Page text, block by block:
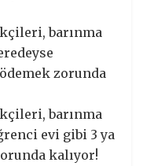
barınma
zorunda
barınma
evi gibi 3 ya
kalıyor!